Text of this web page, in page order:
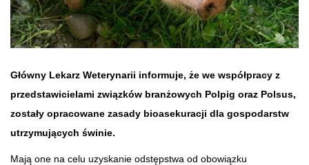
Główny Lekarz Weterynarii informuje, że we współpracy z
przedstawicielami związków branżowych Polpig oraz Polsus,
zostały opracowane zasady bioasekuracji dla gospodarstw
utrzymujących świnie.
Mają one na celu uzyskanie odstępstwa od obowiązku